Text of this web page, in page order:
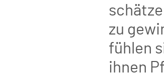
zu
fühlen
ihnen